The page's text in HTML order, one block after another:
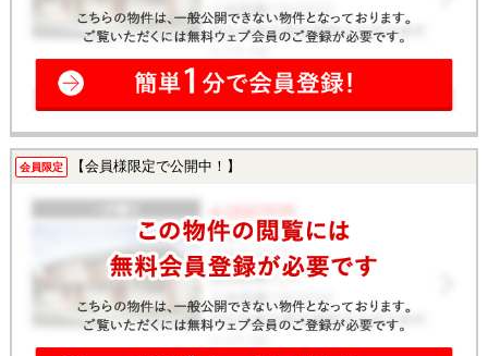
会員限定 【会員様限定で公開中！】